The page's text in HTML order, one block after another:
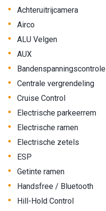
• Achteruitrijcamera
• Airco
• ALU Velgen
• AUX
• Bandenspanningscontrole
• Centrale vergrendeling
• Cruise Control
• Electrische parkeerrem
• Electrische ramen
• Electrische zetels
• ESP
• Getinte ramen
• Handsfree / Bluetooth
• Hill-Hold Control